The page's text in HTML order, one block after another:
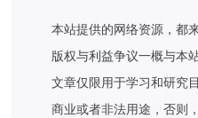
本站提供的网络资源，都
版权与利益争议一概与本
文章仅限用于学习和研究
商业或者非法用途，否则